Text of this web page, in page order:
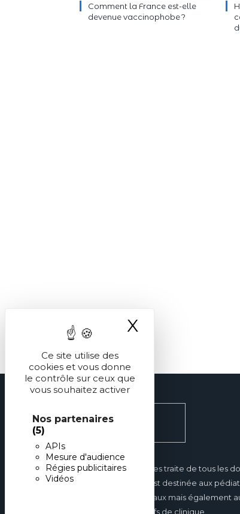
Ce site utilise des
cookies et vous donne
le contrôle sur ceux que
vous souhaitez activer
Nos partenaires
(5)
APIs
Mesure d'audience
Régies publicitaires
Vidéos
X
Comment la France est-elle
devenue vaccinophobe ?
Réalités Pédiatriques traite de tous les
de la pédiatrie et est destinée aux
hospitaliers et libéraux mais également
internes et aux chefs de clinique.